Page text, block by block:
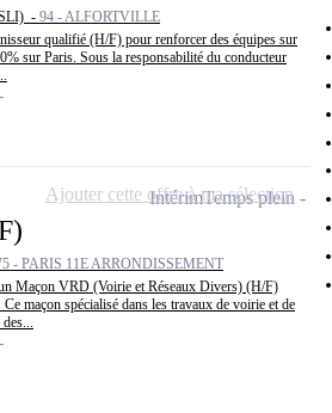
- 94 - ALFORTVILLE
qualifié (H/F) pour renforcer des équipes sur
sur Paris. Sous la responsabilité du conducteur
- PARIS 11E ARRONDISSEMENT
Maçon VRD (Voirie et Réseaux Divers) (H/F)
maçon spécialisé dans les travaux de voirie et de
IntérimTemps plein
Ajouter cette offre à ma sélection